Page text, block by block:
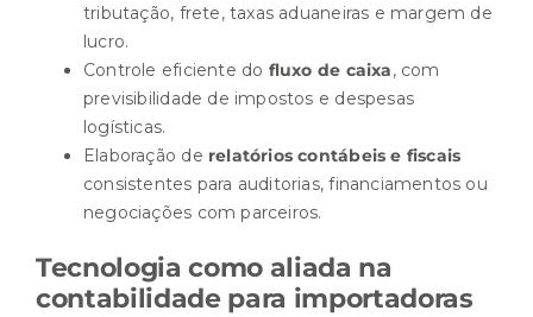
tributação, frete, taxas aduaneiras e margem de
lucro.
Controle eficiente do fluxo de caixa, com
previsibilidade de impostos e despesas
logísticas.
Elaboração de relatórios contábeis e fiscais
consistentes para auditorias, financiamentos ou
negociações com parceiros.
Tecnologia como aliada na
contabilidade para importadoras